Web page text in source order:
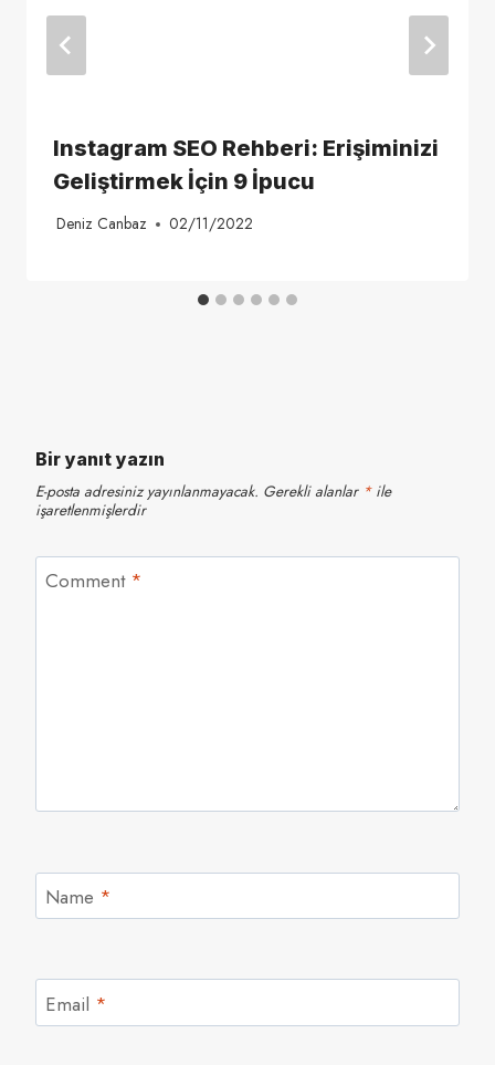
Instagram SEO Rehberi: Erişiminizi
Geliştirmek İçin 9 İpucu
Deniz Canbaz 02/11/2022
Bir yanıt yazın
E-posta adresiniz yayınlanmayacak. Gerekli alanlar *ile
işaretlenmişlerdir
Comment *
Name *
Email *